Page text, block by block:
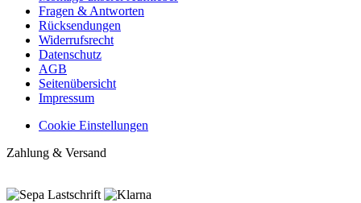
Fragen & Antworten
Rücksendungen
Widerrufsrecht
Datenschutz
AGB
Seitenübersicht
Impressum
Cookie Einstellungen
Zahlung & Versand